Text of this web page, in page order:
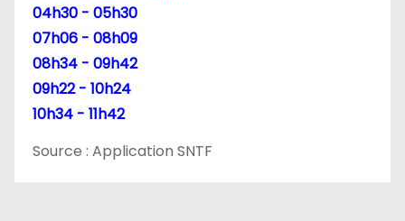
04h30 - 05h30
07h06 - 08h09
08h34 - 09h42
09h22 - 10h24
10h34 - 11h42
Source : Application SNTF